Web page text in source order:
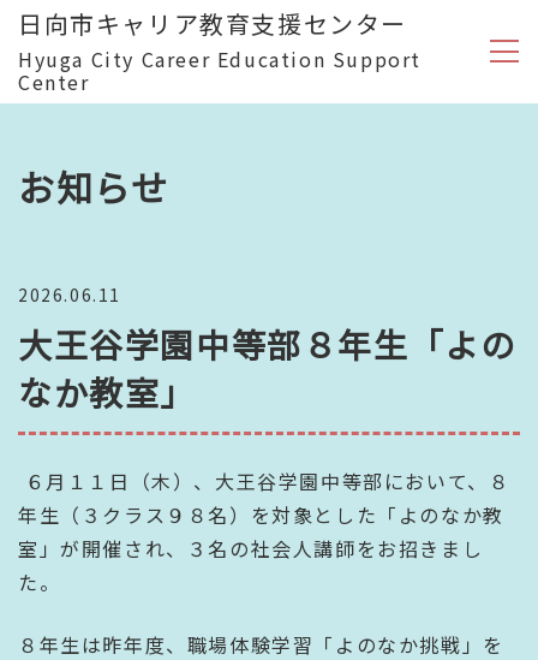
日向市キャリア教育支援センター
Hyuga City Career Education Support
Center
お知らせ
2026.06.11
大王谷学園中等部８年生「よの
なか教室」
６月１１日（木）、大王谷学園中等部において、８
年生（３クラス９８名）を対象とした「よのなか教
室」が開催され、３名の社会人講師をお招きまし
た。
８年生は昨年度、職場体験学習「よのなか挑戦」を